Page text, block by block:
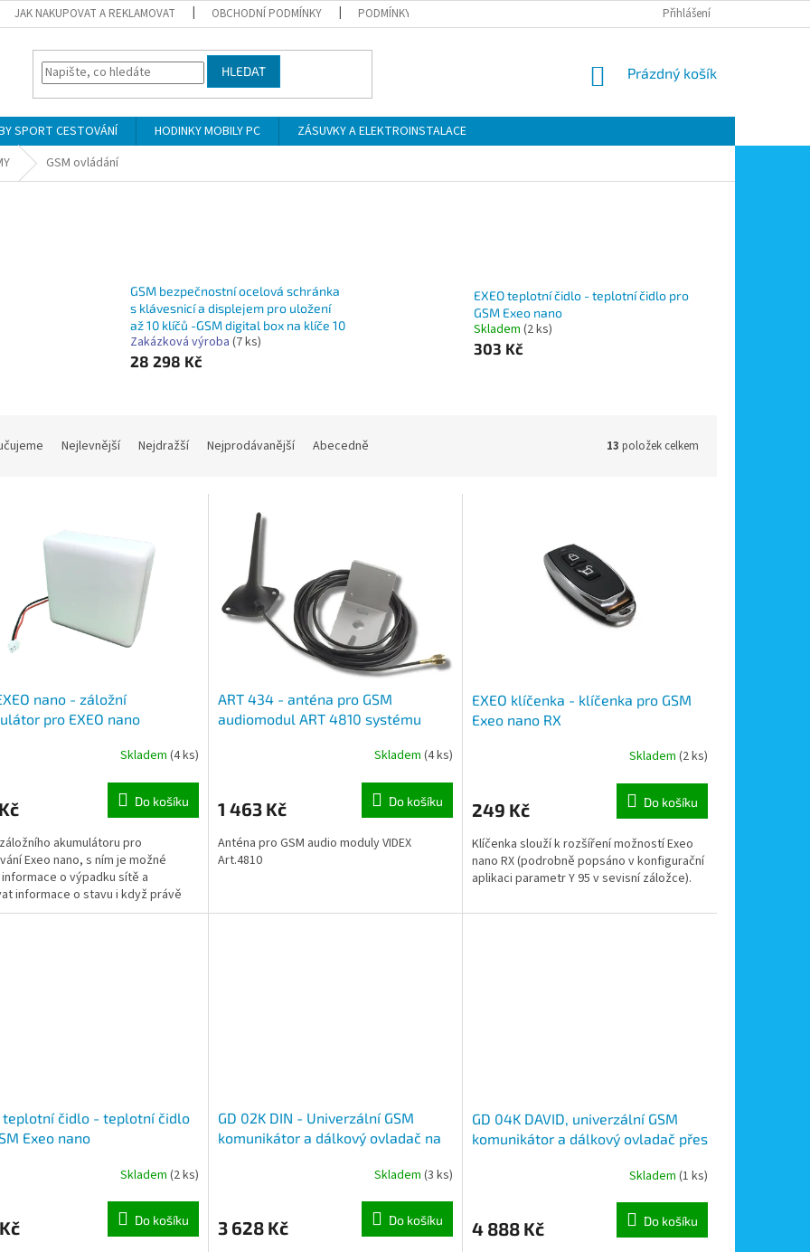
JAK NAKUPOVAT A REKLAMOVAT OBCHODNÍ PODMÍNKY PODMÍNKY OCHRANY OSOBNÍCH ÚDAJŮ MOJE OBJEDNÁVKA
Přihlášení
HLEDAT
NÁKUPNÍ
Prázdný košík
SPORT CESTOVÁNÍ HODINKY MOBILY PC
ZÁSUVKY A ELEKTROINSTALACE
GSM ovládání
GSM bezpečnostní ocelová schránka
s klávesnicí a displejem pro uložení
až 10 klíčů -GSM digital box na klíče 10
Zakázková výroba(7 ks)
28 298 Kč
EXEO teplotní čidlo - teplotní čidlo pro
GSM Exeo nano
Skladem (2 ks)
303 Kč
Nejlevnější Nejdražší Nejprodávanější Abecedně 13 položek celkem
nano - záložní
pro EXEO nano
Skladem (4 ks)
Do košíku
akumulátoru pro
Exeo nano, s ním je možné
o výpadku sítě a
informace o stavu i když právě
napájení. Doba...
ART 434 - anténa pro GSM
audiomodul ART 4810 systému
Skladem (4 ks)
1 463 Kč Do košíku
Anténa pro GSM audio moduly VIDEX
Art.4810
EXEO klíčenka - klíčenka pro GSM
Exeo nano RX
Skladem (2 ks)
249 Kč Do košíku
Klíčenka slouží k rozšíření možností Exeo
nano RX (podrobně popsáno v konfigurační
aplikaci parametr Y 95 v sevisní záložce).
teplotní čidlo - teplotní čidlo
Exeo nano
Skladem (2 ks)
Do košíku
GD 02K DIN - Univerzální GSM
komunikátor a dálkový ovladač na
Skladem (3 ks)
3 628 Kč Do košíku
GD 04K DAVID, univerzální GSM
komunikátor a dálkový ovladač přes
Skladem (1 ks)
4 888 Kč Do košíku